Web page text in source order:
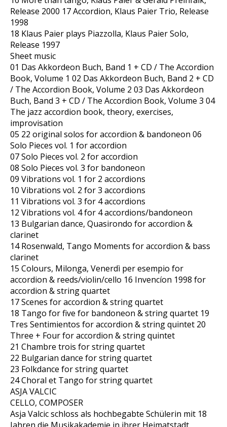
Release 2000 17 Accordion, Klaus Paier Trio, Release
1998
18 Klaus Paier plays Piazzolla, Klaus Paier Solo,
Release 1997
Sheet music
01 Das Akkordeon Buch, Band 1 + CD / The Accordion
Book, Volume 1 02 Das Akkordeon Buch, Band 2 + CD
/ The Accordion Book, Volume 2 03 Das Akkordeon
Buch, Band 3 + CD / The Accordion Book, Volume 3 04
The jazz accordion book, theory, exercises,
improvisation
05 22 original solos for accordion & bandoneon 06
Solo Pieces vol. 1 for accordion
07 Solo Pieces vol. 2 for accordion
08 Solo Pieces vol. 3 for bandoneon
09 Vibrations vol. 1 for 2 accordions
10 Vibrations vol. 2 for 3 accordions
11 Vibrations vol. 3 for 4 accordions
12 Vibrations vol. 4 for 4 accordions/bandoneon
13 Bulgarian dance, Quasirondo for accordion &
clarinet
14 Rosenwald, Tango Moments for accordion & bass
clarinet
15 Colours, Milonga, Venerdì per esempio for
accordion & reeds/violin/cello 16 Invencíon 1998 for
accordion & string quartet
17 Scenes for accordion & string quartet
18 Tango for five for bandoneon & string quartet 19
Tres Sentimientos for accordion & string quintet 20
Three + Four for accordion & string quintet
21 Chambre trois for string quartet
22 Bulgarian dance for string quartet
23 Folkdance for string quartet
24 Choral et Tango for string quartet
ASJA VALCIC
CELLO, COMPOSER
Asja Valcic schloss als hochbegabte Schülerin mit 18